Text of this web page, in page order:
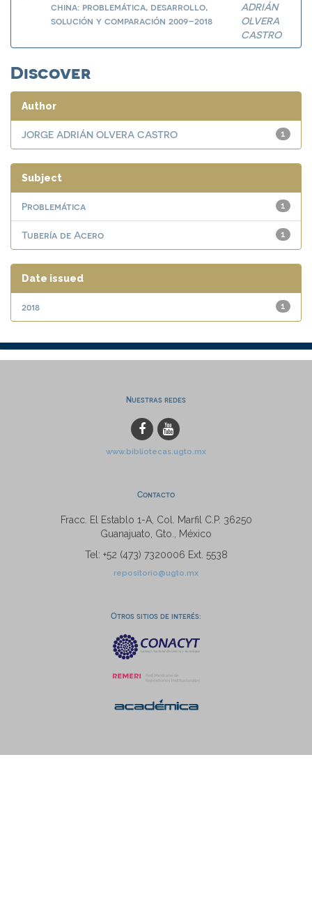
china: problemática, desarrollo,
solución y comparación 2009–2018
ADRIÁN
OLVERA
CASTRO
Discover
Author
1
JORGE ADRIÁN OLVERA CASTRO
Subject
1
Problemática
1
Tubería de Acero
Date issued
1
2018
Nuestras redes
www.bibliotecas.ugto.mx
Contacto
Fracc. El Establo 1-A, Col. Marfil C.P. 36250
Guanajuato, Gto., México
Tel: +52 (473) 7320006 Ext. 5538
repositorio@ugto.mx
Otros sitios de interés: